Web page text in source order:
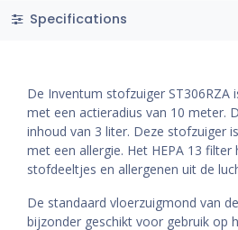
Specifications
De Inventum stofzuiger ST306RZA
met een actieradius van 10 meter.
inhoud van 3 liter. Deze stofzuiger
met een allergie. Het HEPA 13 filter
stofdeeltjes en allergenen uit de
De standaard vloerzuigmond van
bijzonder geschikt voor gebruik op